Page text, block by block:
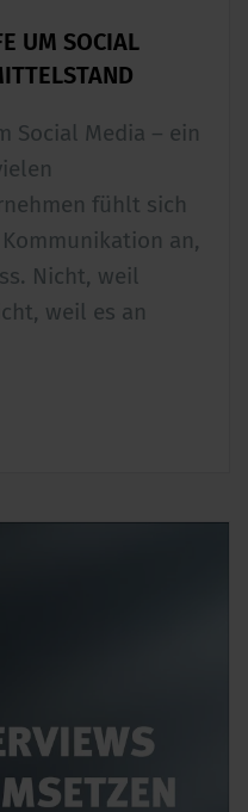
UM SOCIAL
Social Media – ein
fühlt sich
an,
Nicht, weil
weil es an